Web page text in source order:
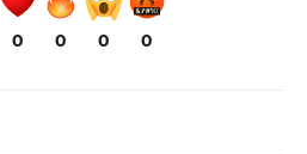
0 0 0 0